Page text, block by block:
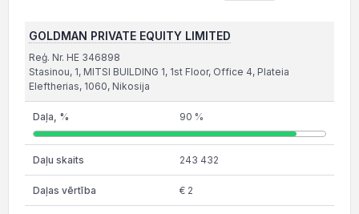
GOLDMAN PRIVATE EQUITY LIMITED
Reģ. Nr. HE 346898
Stasinou, 1, MITSI BUILDING 1, 1st Floor, Office 4, Plateia
Eleftherias, 1060, Nikosija
90 %
243 432
€ 2